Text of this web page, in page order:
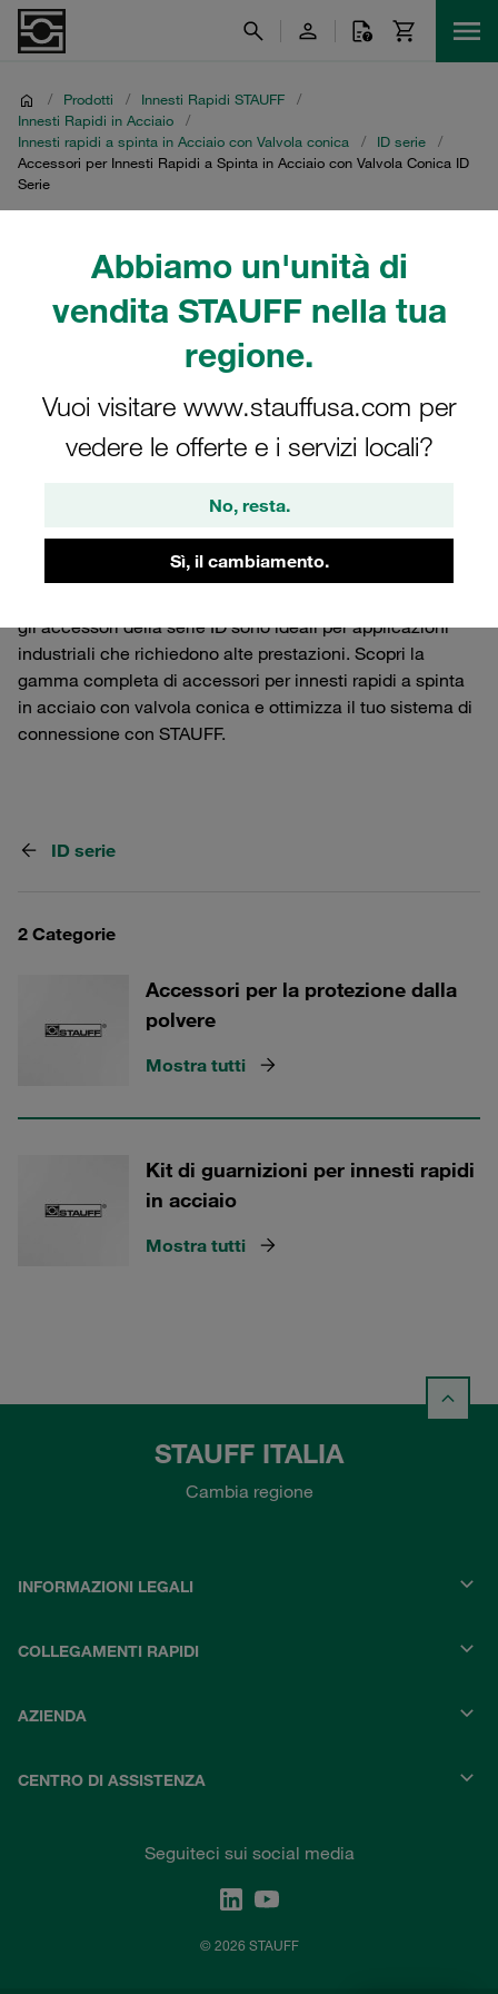
Abbiamo un'unità di
vendita STAUFF nella tua
regione.
Vuoi visitare www.stauffusa.com per
vedere le offerte e i servizi locali?
No, resta.
Sì, il cambiamento.
/ Prodotti / Innesti Rapidi STAUFF
/
Innesti Rapidi in Acciaio
/
Innesti rapidi a spinta in Acciaio con Valvola conica
/ ID serie
/
Accessori per Innesti Rapidi a Spinta in Acciaio con Valvola Conica ID
Serie
Accessori per Innesti
Rapidi a Spinta in Acciaio
con Valvola Conica ID
Serie
offerti da STAUFF. Questi accessori migliorano la
un'installazione sicura e affidabile. Progettati per
gli accessori della serie ID sono ideali per applicazioni
industriali che richiedono alte prestazioni. Scopri la
gamma completa di accessori per innesti rapidi a spinta
in acciaio con valvola conica e ottimizza il tuo sistema di
connessione con STAUFF.
ID serie
2 Categorie
Accessori per la protezione dalla
polvere
Mostra tutti
Kit di guarnizioni per innesti rapidi
in acciaio
Mostra tutti
STAUFF ITALIA
Cambia regione
INFORMAZIONI LEGALI
COLLEGAMENTI RAPIDI
AZIENDA
CENTRO DI ASSISTENZA
Seguiteci sui social media
© 2026 STAUFF